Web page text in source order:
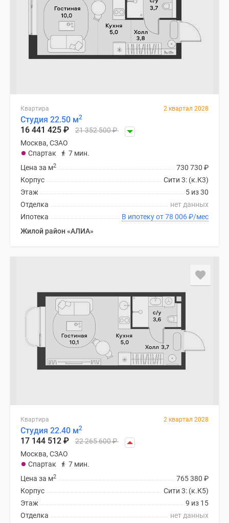
Ипотечный
Семейная
программы
Медиа
Новости
недвижимости
Мнение
эксперта
Аналитика
рынка
Покупателю
Экспертиза
новостроек
Реклама
ипотека
#рассрочка
ипотека
скидками
Квартира 2 квартал 2028
Студия 22.50 м2
16 441 425 ₽ 21 352 500₽
Москва, СЗАО
Спартак
7 мин.
730 730 ₽
Цена за м2
Сити 3: (к.К3)
Корпус
5 из 30
Этаж
нет данных
Отделка
В ипотеку от 78 006₽/мес
Ипотека
Жилой район «АЛИА»
Квартира 2 квартал 2028
Студия 22.40 м2
17 144 512 ₽ 22 265 600₽
Москва, СЗАО
Спартак
7 мин.
765 380 ₽
Цена за м2
Сити 3: (к.К5)
Корпус
9 из 15
Этаж
нет данных
Отделка